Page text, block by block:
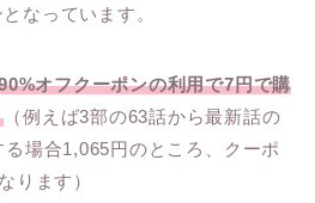
なっています。
オフクーポンの利用で7円で購
（例えば3部の63話から最新話の
場合1,065円のところ、クーポ
ります）